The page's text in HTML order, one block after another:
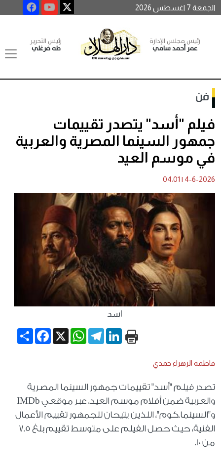
الجمعة 7 اغسطس 2026
رئيس مجلس الإدارة
عمر أحمد سامي
رئيس التحرير
طه فرغلي
فن
فيلم "أسد" يتصدر تقييمات
جمهور السينما المصرية والعربية
في موسم العيد
4-6-2026
|
04:01
اسد
Share
Facebook X
WhatsApp
TelegramLinkedIn
فاطمة الزهراء حمدي
تصدر فيلم "أسد" تقييمات جمهور السينما المصرية
والعربية ضمن أفلام موسم العيد، عبر موقعي IMDb
و"السينما.كوم"، اللذين يتيحان للجمهور تقييم الأعمال
الفنية، حيث حصل الفيلم على متوسط تقييم بلغ 7.5
من 10.